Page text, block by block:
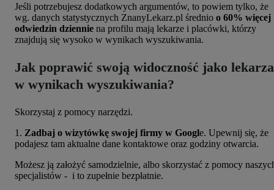
Jeśli potrzebujesz dodatkowych argumentów, to powiem tylko, że
wg. danych statystycznych ZnanyLekarz.pl średnio o 60% więcej
odwiedzin dziennie na profilu mają lekarze i placówki, którzy
znajdują się wysoko w wynikach wyszukiwania.
Jak poprawić swoją widoczność jako lekarza
w wynikach wyszukiwania?
Skorzystaj z pomocy narzędzi.
1. Zadbaj o wizytówkę swojej firmy w Google. Upewnij się, że
podajesz tam aktualne dane kontaktowe oraz godziny otwarcia.
Możesz ją założyć samodzielnie, albo skorzystać z pomocy
specjalistów - i to zupełnie bezpłatnie.